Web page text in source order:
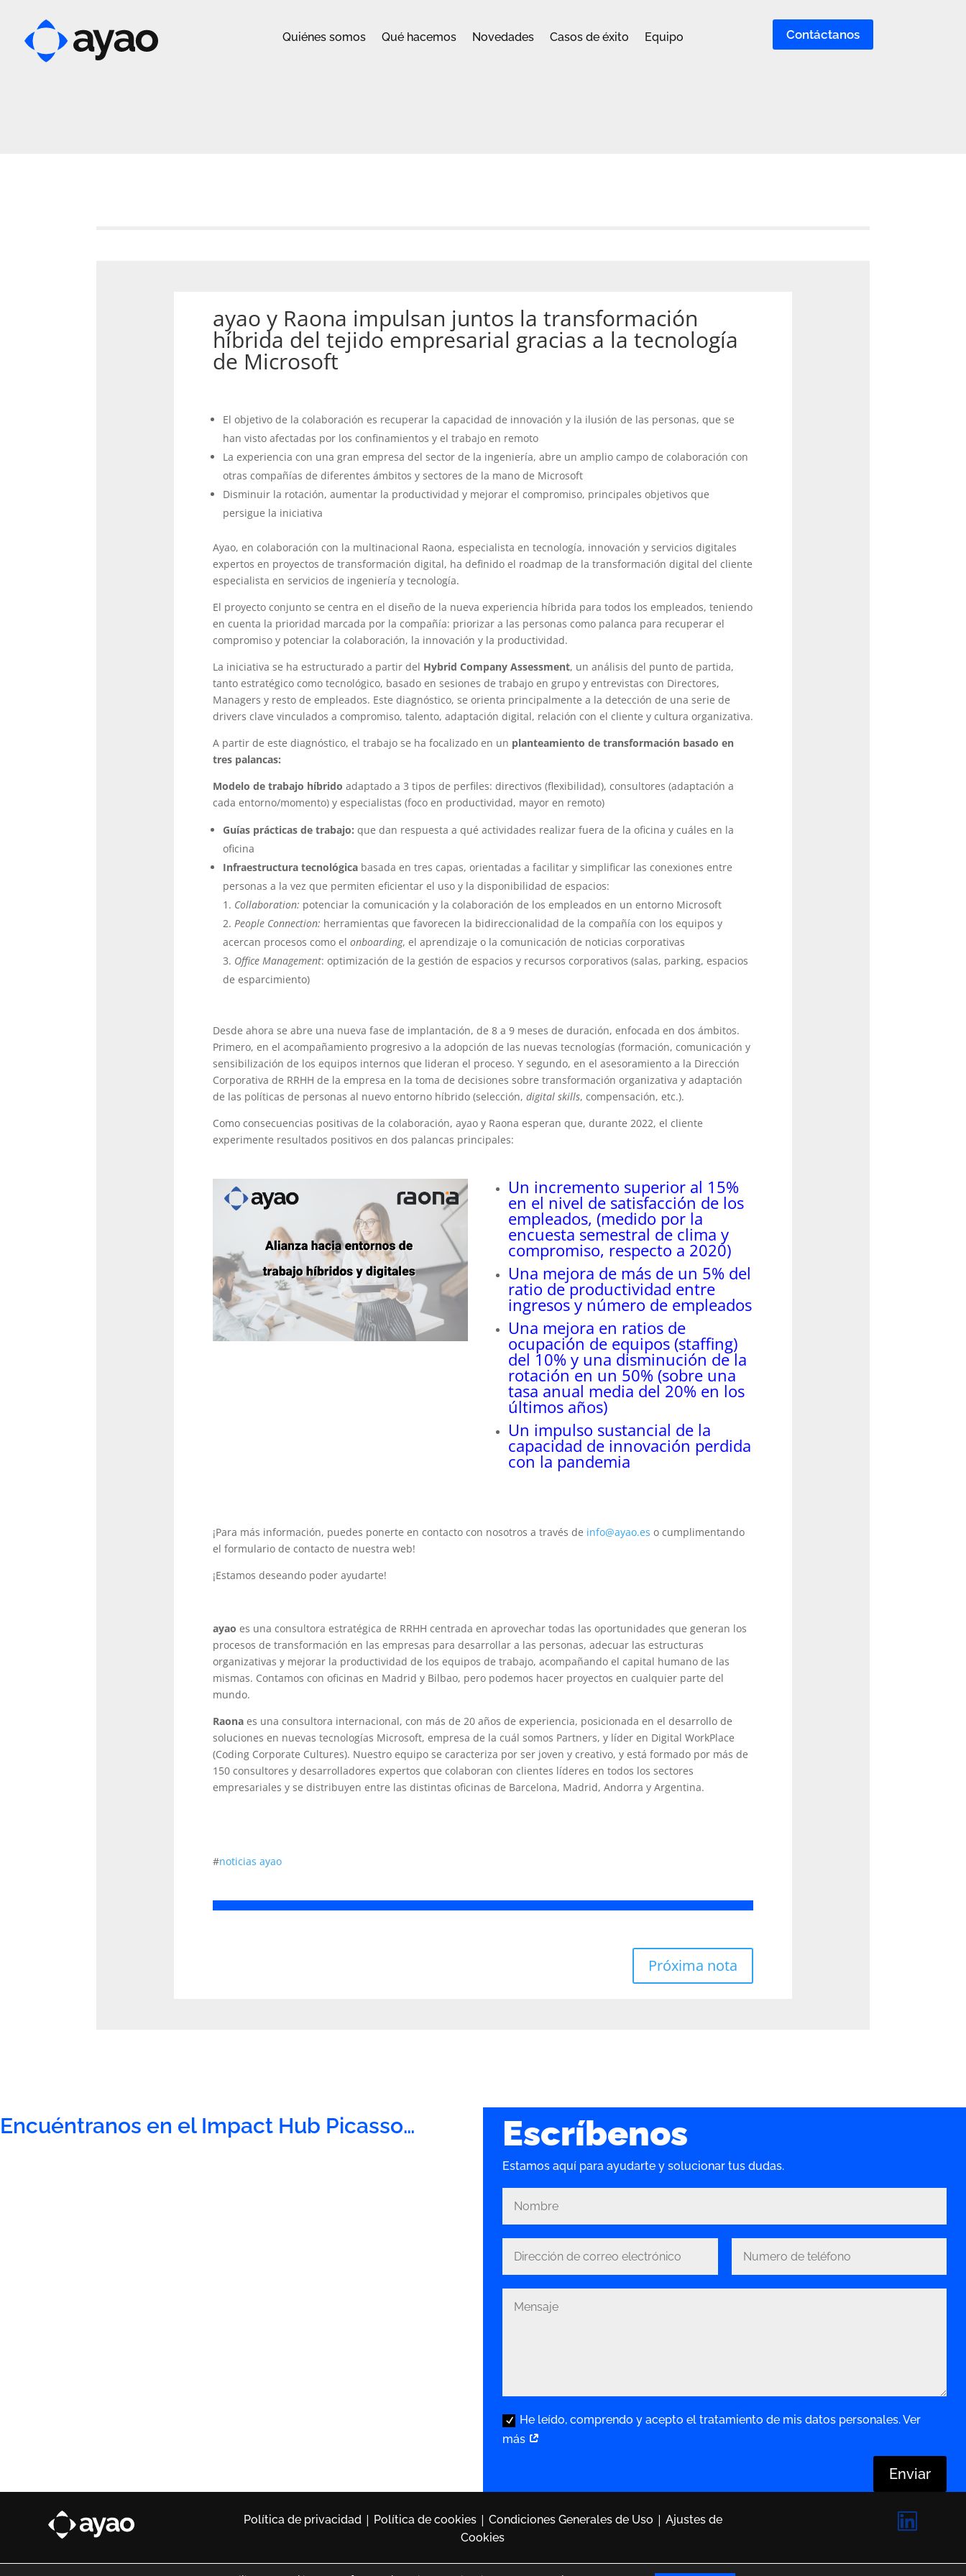
Quiénes somos Qué hacemos Novedades Casos de éxito Equipo Contáctanos
ayao y Raona impulsan juntos la transformación
híbrida del tejido empresarial gracias a la tecnología
de Microsoft
El objetivo de la colaboración es recuperar la capacidad de innovación y la ilusión de las personas, que se
han visto afectadas por los confinamientos y el trabajo en remoto
La experiencia con una gran empresa del sector de la ingeniería, abre un amplio campo de colaboración con
otras compañías de diferentes ámbitos y sectores de la mano de Microsoft
Disminuir la rotación, aumentar la productividad y mejorar el compromiso, principales objetivos que
persigue la iniciativa
Ayao, en colaboración con la multinacional Raona, especialista en tecnología, innovación y servicios digitales
expertos en proyectos de transformación digital, ha definido el roadmap de la transformación digital del cliente
especialista en servicios de ingeniería y tecnología.
El proyecto conjunto se centra en el diseño de la nueva experiencia híbrida para todos los empleados, teniendo
en cuenta la prioridad marcada por la compañía: priorizar a las personas como palanca para recuperar el
compromiso y potenciar la colaboración, la innovación y la productividad.
La iniciativa se ha estructurado a partir del Hybrid Company Assessment, un análisis del punto de partida,
tanto estratégico como tecnológico, basado en sesiones de trabajo en grupo y entrevistas con Directores,
Managers y resto de empleados. Este diagnóstico, se orienta principalmente a la detección de una serie de
drivers clave vinculados a compromiso, talento, adaptación digital, relación con el cliente y cultura organizativa.
A partir de este diagnóstico, el trabajo se ha focalizado en un planteamiento de transformación basado en
tres palancas:
Modelo de trabajo híbrido adaptado a 3 tipos de perfiles: directivos (flexibilidad), consultores (adaptación a
cada entorno/momento) y especialistas (foco en productividad, mayor en remoto)
Guías prácticas de trabajo: que dan respuesta a qué actividades realizar fuera de la oficina y cuáles en la
oficina
Infraestructura tecnológicabasada en tres capas, orientadas a facilitar y simplificar las conexiones entre
personas a la vez que permiten eficientar el uso y la disponibilidad de espacios:
Collaboration: potenciar la comunicación y la colaboración de los empleados en un entorno Microsoft
People Connection: herramientas que favorecen la bidireccionalidad de la compañía con los equipos y
acercan procesos como el onboarding, el aprendizaje o la comunicación de noticias corporativas
Office Management: optimización de la gestión de espacios y recursos corporativos (salas, parking, espacios
de esparcimiento)
Desde ahora se abre una nueva fase de implantación, de 8 a 9 meses de duración, enfocada en dos ámbitos.
Primero, en el acompañamiento progresivo a la adopción de las nuevas tecnologías (formación, comunicación y
sensibilización de los equipos internos que lideran el proceso. Y segundo, en el asesoramiento a la Dirección
Corporativa de RRHH de la empresa en la toma de decisiones sobre transformación organizativa y adaptación
de las políticas de personas al nuevo entorno híbrido (selección, digital skills, compensación, etc.).
Como consecuencias positivas de la colaboración, ayao y Raona esperan que, durante 2022, el cliente
experimente resultados positivos en dos palancas principales:
Un incremento superior al 15%
en el nivel de satisfacción de los
empleados, (medido por la
encuesta semestral de clima y
compromiso, respecto a 2020)
Una mejora de más de un 5% del
ratio de productividad entre
ingresos y número de empleados
Una mejora en ratios de
ocupación de equipos (staffing)
del 10% y una disminución de la
rotación en un 50% (sobre una
tasa anual media del 20% en los
últimos años)
Un impulso sustancial de la
capacidad de innovación perdida
con la pandemia
¡Para más información, puedes ponerte en contacto con nosotros a través de info@ayao.es o cumplimentando
el formulario de contacto de nuestra web!
¡Estamos deseando poder ayudarte!
ayao es una consultora estratégica de RRHH centrada en aprovechar todas las oportunidades que generan los
procesos de transformación en las empresas para desarrollar a las personas, adecuar las estructuras
organizativas y mejorar la productividad de los equipos de trabajo, acompañando el capital humano de las
mismas. Contamos con oficinas en Madrid y Bilbao, pero podemos hacer proyectos en cualquier parte del
mundo.
Raonaes una consultora internacional, con más de 20 años de experiencia, posicionada en el desarrollo de
soluciones en nuevas tecnologías Microsoft, empresa de la cuál somos Partners, y líder en Digital WorkPlace
(Coding Corporate Cultures). Nuestro equipo se caracteriza por ser joven y creativo, y está formado por más de
150 consultores y desarrolladores expertos que colaboran con clientes líderes en todos los sectores
empresariales y se distribuyen entre las distintas oficinas de Barcelona, Madrid, Andorra y Argentina.
#noticias ayao
Próxima nota
Encuéntranos en el Impact Hub Picasso… Escríbenos
Estamos aquí para ayudarte y solucionar tus dudas.
He leído, comprendo y acepto el tratamiento de mis datos personales. Ver
más
Enviar
Política de privacidad| Política de cookies| Condiciones Generales de Uso | Ajustes de
Cookies